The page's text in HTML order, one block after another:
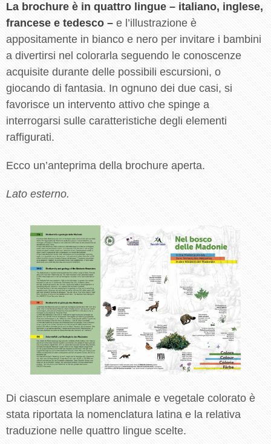
La brochure è in quattro lingue – italiano, inglese,
francese e tedesco – e l’illustrazione è
appositamente in bianco e nero per invitare i bambini
a divertirsi nel colorarla seguendo le conoscenze
acquisite durante delle possibili escursioni, o
giocando di fantasia. In ognuno dei due casi, si
favorisce un intervento attivo che spinge a
interrogarsi sulle caratteristiche degli elementi
raffigurati.
Ecco un’anteprima della brochure aperta.
Lato esterno.
Di ciascun esemplare animale e vegetale colorato è
stata riportata la nomenclatura latina e la relativa
traduzione nelle quattro lingue scelte.